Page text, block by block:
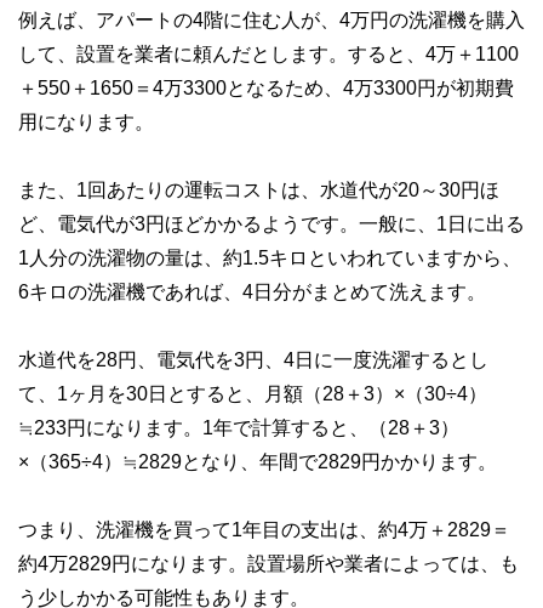
例えば、アパートの4階に住む人が、4万円の洗濯機を購入
して、設置を業者に頼んだとします。すると、4万＋1100
＋550＋1650＝4万3300となるため、4万3300円が初期費
用になります。
また、1回あたりの運転コストは、水道代が20～30円ほ
ど、電気代が3円ほどかかるようです。一般に、1日に出る
1人分の洗濯物の量は、約1.5キロといわれていますから、
6キロの洗濯機であれば、4日分がまとめて洗えます。
水道代を28円、電気代を3円、4日に一度洗濯するとし
て、1ヶ月を30日とすると、月額（28＋3）×（30÷4）
≒233円になります。1年で計算すると、（28＋3）
×（365÷4）≒2829となり、年間で2829円かかります。
つまり、洗濯機を買って1年目の支出は、約4万＋2829＝
約4万2829円になります。設置場所や業者によっては、も
う少しかかる可能性もあります。